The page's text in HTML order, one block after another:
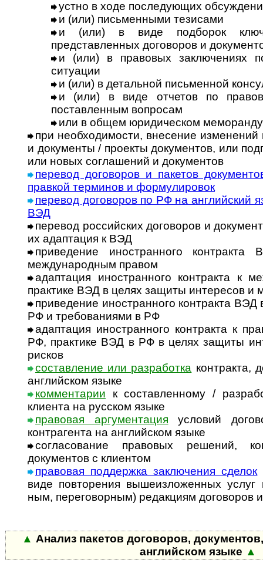
устно в ходе последующих
и (или) письменными тезисами
и (или) в виде подборок
представленных договоров и
и (или) в правовых заключениях
ситуации
и (или) в детальной письменной
и (или) в виде отчетов по
поставленным вопросам
или в общем юридическом
при необходимости, внесение
и документы / проекты документов, или
или новых соглашений и документов
перевод договоров и пакетов
правкой терминов и формулировок
перевод договоров по РФ на английский
ВЭД
перевод российских договоров и
их адаптация к ВЭД
приведение иностранного
международным правом
адаптация иностранного контракта к
практике ВЭД в целях защиты интересов и
приведение иностранного контракта ВЭД
РФ и требованиями в РФ
адаптация иностранного контракта к
РФ, практике ВЭД в РФ в целях защиты
рисков
составление или разработка контракта,
английском языке
комментарии к составленному /
клиента на русском языке
правовая аргументация условий
контрагента на английском языке
согласование правовых решений,
документов с клиентом
правовая поддержка заключения сделок
виде повторения вышеизложенных
ным, переговорным) редакциям договоров
▲ Анализ пакетов договоров,
английском языке ▲